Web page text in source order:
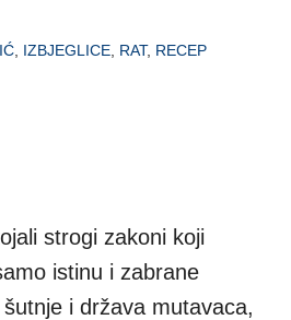
, IZBJEGLICE, RAT, RECEP
strogi zakoni koji
istinu i zabrane
i država mutavaca,